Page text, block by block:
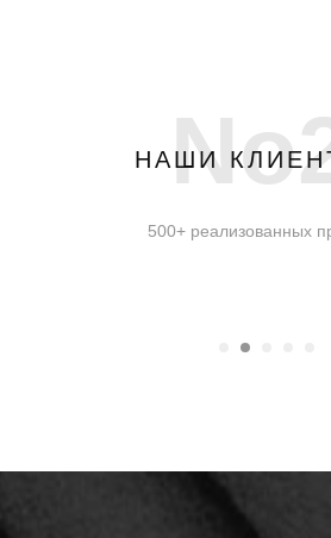
НАШИ
500+ реализованных